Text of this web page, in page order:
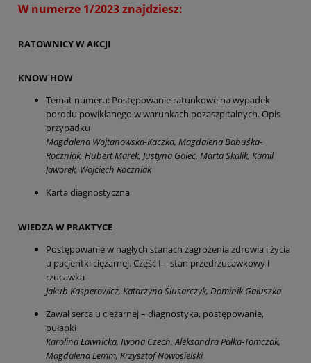
W numerze 1/2023 znajdziesz:
RATOWNICY W AKCJI
KNOW HOW
Temat numeru: Postępowanie ratunkowe na wypadek
porodu powikłanego w warunkach pozaszpitalnych. Opis
przypadku
Magdalena Wojtanowska-Kaczka, Magdalena Babuśka-
Roczniak, Hubert Marek, Justyna Golec, Marta Skalik, Kamil
Jaworek, Wojciech Roczniak
Karta diagnostyczna
WIEDZA W PRAKTYCE
Postępowanie w nagłych stanach zagrożenia zdrowia i życia
u pacjentki ciężarnej. Część I – stan przedrzucawkowy i
rzucawka
Jakub Kasperowicz, Katarzyna Ślusarczyk, Dominik Gałuszka
Zawał serca u ciężarnej – diagnostyka, postępowanie,
pułapki
Karolina Ławnicka, Iwona Czech, Aleksandra Pałka-Tomczak,
Magdalena Lemm, Krzysztof Nowosielski